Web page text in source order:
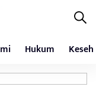
Hukum